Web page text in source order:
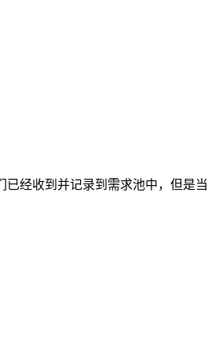
经收到并记录到需求池中，但是